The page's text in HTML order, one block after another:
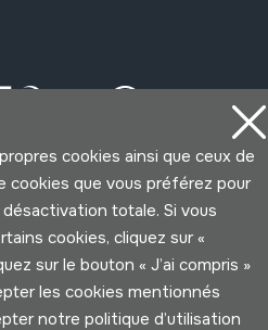
Politique de Privacité
politique
par Lotura
cookies ainsi que ceux de
cookies que vous préférez pour
totale. Si vous
cookies, cliquez sur «
sur le bouton « J’ai compris »
les cookies mentionnés
notre politique d’utilisation